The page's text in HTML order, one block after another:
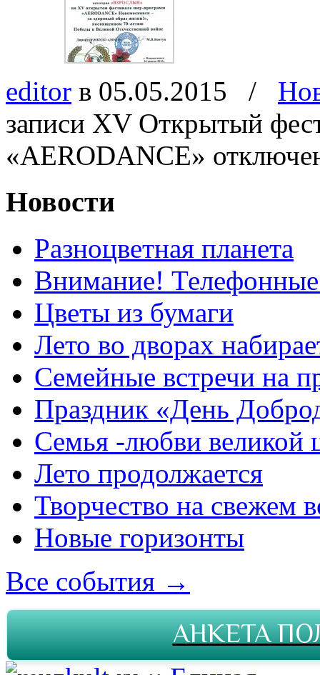
editor в 05.05.2015 /
записи ХV Открытый
«AERODANCE»
Новости
Разноцветная планета
Внимание!
Цветы из бумаги
Лето во дворах
Семейные встречи на
Праздник «День
Семья -любви великой
Лето продолжается
Творчество на свежем
Новые горизонты
Все события →
АНКЕТА